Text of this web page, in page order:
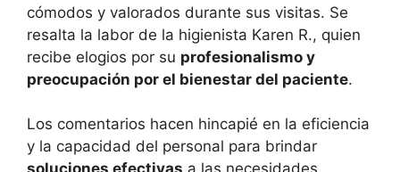
cómodos y valorados durante sus visitas. Se
resalta la labor de la higienista Karen R., quien
recibe elogios por su profesionalismo y
preocupación por el bienestar del paciente.
Los comentarios hacen hincapié en la eficiencia
y la capacidad del personal para brindar